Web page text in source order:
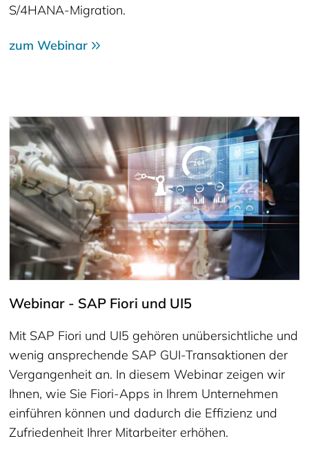
S/4HANA-Migration.
zum Webinar
Webinar - SAP Fiori und UI5
Mit SAP Fiori und UI5 gehören unübersichtliche und
wenig ansprechende SAP GUI-Transaktionen der
Vergangenheit an. In diesem Webinar zeigen wir
Ihnen, wie Sie Fiori-Apps in Ihrem Unternehmen
einführen können und dadurch die Effizienz und
Zufriedenheit Ihrer Mitarbeiter erhöhen.